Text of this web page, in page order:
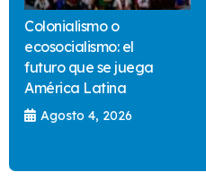
Colonialismo o
ecosocialismo: el
futuro que se juega
América Latina
Agosto 4, 2026